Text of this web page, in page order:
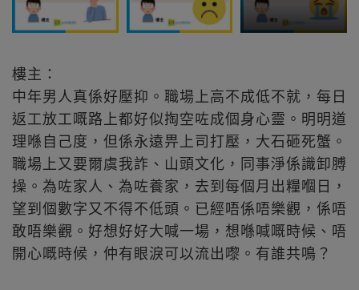
樓主：
中年男人真係好壓抑。職場上高不成低不就，每日
返工放工嘅路上都好似掏空咗成個身心靈。明明道
理喺自己度，但係永遠畀上司打壓，大石砸死蟹。
職場上又要爾虞我詐、山頭文化，同事淨係識卸膊
操。為咗家人、為咗養家，去到每個月出糧嗰日，
望到個數字又不得不低頭。已經唔係唔樂觀，係唔
敢唔樂觀。好想好好大喊一場，想喺喊嘅時候、唔
開心嘅時候，仲有眼淚可以流出嚟。有誰共鳴？